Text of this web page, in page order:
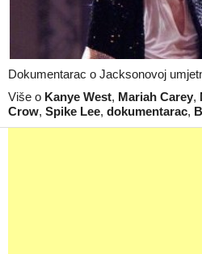
Dokumentarac o Jacksonovoj
Više o Kanye West, Mariah Carey,
Crow, Spike Lee, dokumentarac,